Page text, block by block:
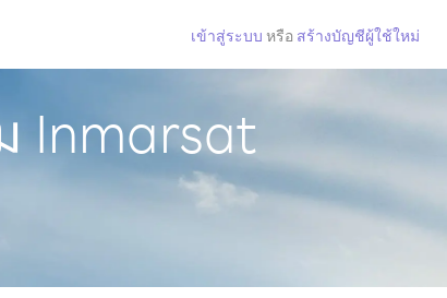
เข้าสู่ระบบ หรือ สร้างบัญชีผู้ใช้ใหม่
Inmarsat